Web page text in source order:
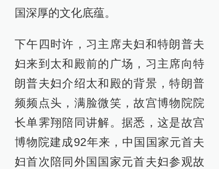
国深厚的文化底蕴。
下午四时许，习主席夫妇和特朗普夫
妇来到太和殿前的广场，习主席向特
朗普夫妇介绍太和殿的背景，特朗普
频频点头，满脸微笑，故宫博物院院
长单霁翔陪同讲解。据悉，这是故宫
博物院建成92年来，中国国家元首夫
妇首次陪同外国国家元首夫妇参观故